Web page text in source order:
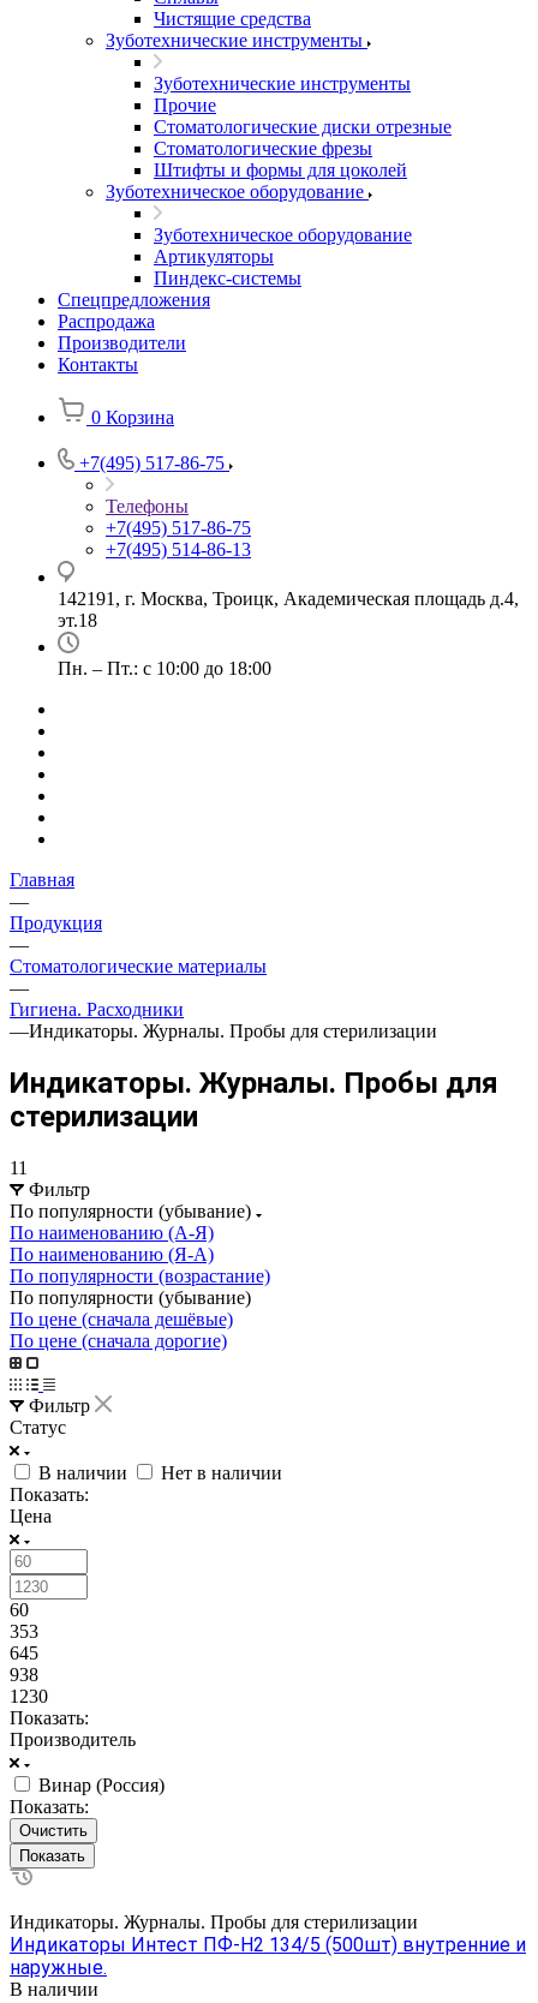
Чистящие средства
Зуботехнические инструменты
Зуботехнические инструменты
Прочие
Стоматологические диски отрезные
Стоматологические фрезы
Штифты и формы для цоколей
Зуботехническое оборудование
Зуботехническое оборудование
Артикуляторы
Пиндекс-системы
Спецпредложения
Распродажа
Производители
Контакты
0 Корзина
+7(495) 517-86-75
Телефоны
+7(495) 517-86-75
+7(495) 514-86-13
142191, г. Москва, Троицк, Академическая площадь д.4,
эт.18
Пн. – Пт.: с 10:00 до 18:00
Главная
—
Продукция
—
Стоматологические материалы
—
Гигиена. Расходники
—Индикаторы. Журналы. Пробы для стерилизации
Индикаторы. Журналы. Пробы для
стерилизации
11
Фильтр
По популярности (убывание)
По наименованию (А-Я)
По наименованию (Я-А)
По популярности (возрастание)
По популярности (убывание)
По цене (сначала дешёвые)
По цене (сначала дорогие)
Фильтр
Статус
В наличии
Нет в наличии
Показать:
Цена
60
353
645
938
1230
Показать:
Производитель
Винар (Россия)
Показать:
Очистить
Индикаторы. Журналы. Пробы для стерилизации
Индикаторы Интест ПФ-Н2 134/5 (500шт) внутренние и
наружные.
В наличии